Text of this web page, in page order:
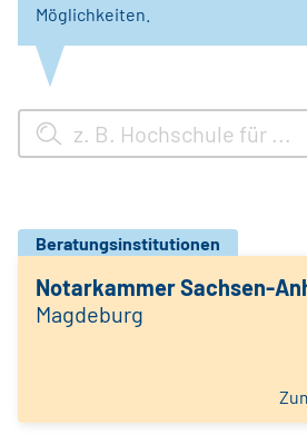
Möglichkeiten.
Beratungsinstitutionen
Notarkammer Sachsen-
Magdeburg